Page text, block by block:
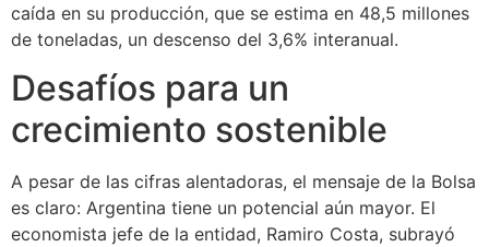
caída en su producción, que se estima en 48,5 millones
de toneladas, un descenso del 3,6% interanual.
Desafíos para un
crecimiento sostenible
A pesar de las cifras alentadoras, el mensaje de la Bolsa
es claro: Argentina tiene un potencial aún mayor. El
economista jefe de la entidad, Ramiro Costa, subrayó